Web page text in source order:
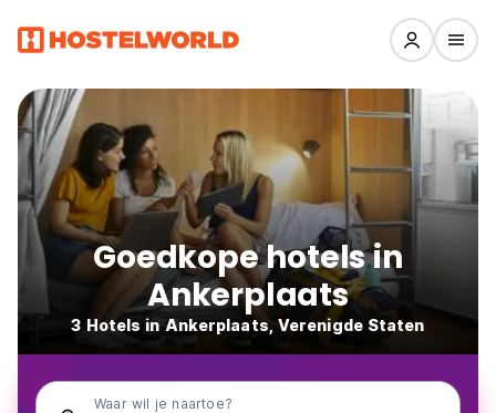
Goedkope hotels in
Ankerplaats
3 Hotels in Ankerplaats, Verenigde Staten
Waar wil je naartoe?